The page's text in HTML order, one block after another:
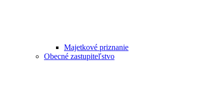
Majetkové priznanie
Obecné zastupiteľstvo